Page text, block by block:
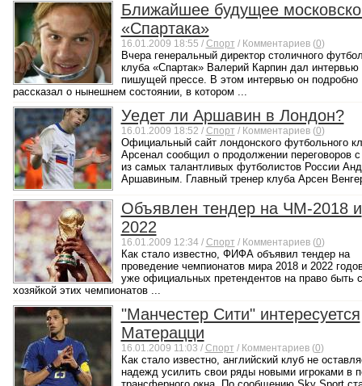
Ближайшее будущее
«Спартака»
16.01.2009 18:55 / Спорт / Комментариев (0)
Вчера генеральный директор столичного
клуба «Спартак» Валерий Карпин дал интервью
пишущей прессе. В этом интервью он подробно
рассказал о нынешнем состоянии, в котором ...
Уедет ли Аршавин в Лондон?
16.01.2009 18:52 / Спорт / Комментариев (0)
Официальный сайт лондонского футбольного
Арсенал сообщил о продолжении переговоров
из самых талантливых футболистов России
Аршавиным. Главный тренер клуба Арсен
Объявлен тендер на ЧМ-2018 и
2022
16.01.2009 12:34 / Спорт / Комментариев (0)
Как стало известно, ФИФА объявил тендер на
проведение чемпионатов мира 2018 и 2022
уже официальных претендентов на право быть
хозяйкой этих чемпионатов ...
"Манчестер Сити" интересуется
Матерацци
16.01.2009 11:03 / Спорт / Комментариев (0)
Как стало известно, английский клуб не
надежд усилить свои ряды новыми игроками в